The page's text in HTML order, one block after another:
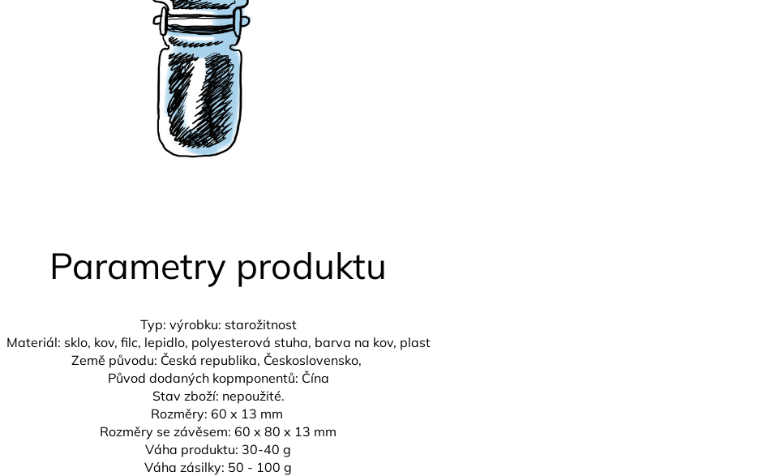
Parametry produktu
Typ: výrobku: starožitnost
Materiál: sklo, kov, filc, lepidlo, polyesterová stuha, barva na kov, plast
Země původu: Česká republika, Československo,
Původ dodaných kopmponentů: Čína
Stav zboží: nepoužité.
Rozměry: 60 x 13 mm
Rozměry se závěsem: 60 x 80 x 13 mm
Váha produktu: 30-40 g
Váha zásilky: 50 - 100 g